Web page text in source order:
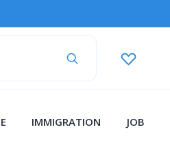
IMMIGRATION JOB